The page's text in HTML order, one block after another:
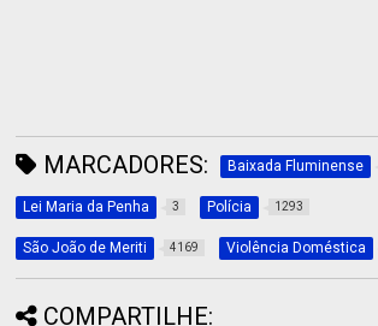
MARCADORES: Baixada Fluminense
Lei Maria da Penha 3 Polícia 1293
São João de Meriti 4169 Violência Doméstica
COMPARTILHE: